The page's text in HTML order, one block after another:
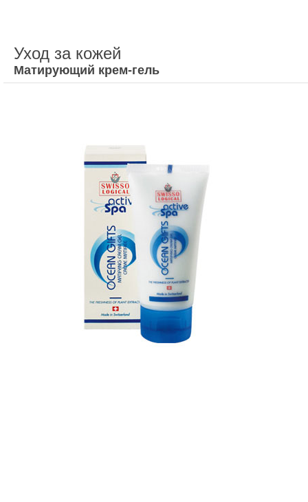
Уход за кожей
Матирующий крем-гель